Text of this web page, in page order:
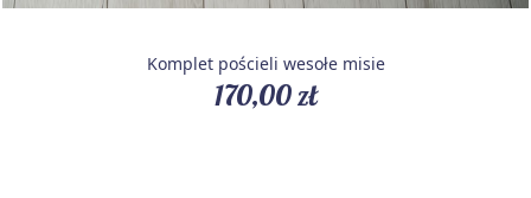
Komplet pościeli wesołe misie
170,00 zł